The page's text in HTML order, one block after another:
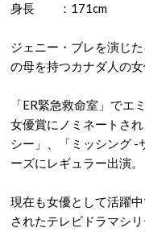
身長 ：171cm
ジェニー・ブレを演じ
の母を持つカナダ人の
「ER緊急救命室」で
女優賞にノミネートさ
シー」、「ミッシング -
ーズにレギュラー出演。
現在も女優として活躍
されたテレビドラマシ